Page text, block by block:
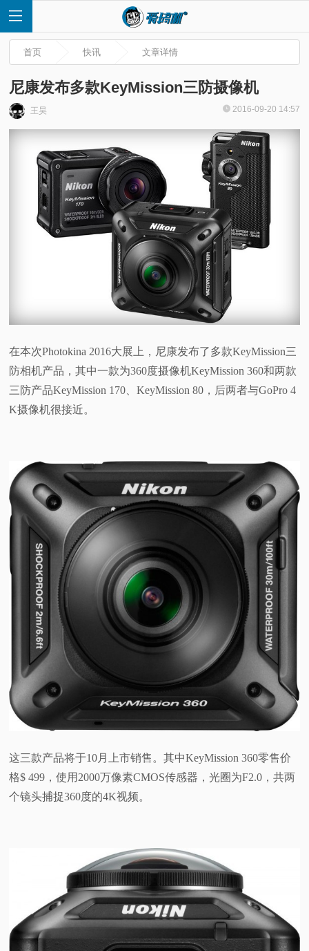
频
体
验
题
首页 快讯 文章详情
尼康发布多款KeyMission三防摄像机
王昊 2016-09-20 14:57
在本次Photokina 2016大展上，尼康发布了多款KeyMission三
防相机产品，其中一款为360度摄像机KeyMission 360和两款
三防产品KeyMission 170、KeyMission 80，后两者与GoPro 4
K摄像机很接近。
这三款产品将于10月上市销售。其中KeyMission 360零售价
格$ 499，使用2000万像素CMOS传感器，光圈为F2.0，共两
个镜头捕捉360度的4K视频。